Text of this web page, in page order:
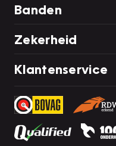
Banden
Zekerheid
Klantenservice